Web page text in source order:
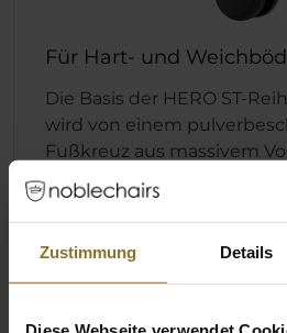
Zustimmung Details
Für Hart- und
Die Basis der HERO ST-
wird von einem
Fußkreuz aus massivem
fünf Armen und speziellen
gebildet. Diese 60-mm-
einem Nylonkern mit
Polyurethanüberzug, sind
laufruhig und somit für